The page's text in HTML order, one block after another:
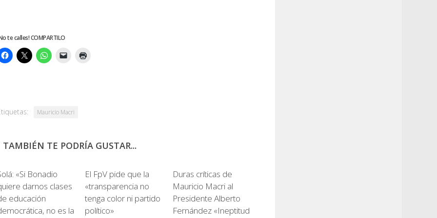
te calles! COMPARTILO
Mauricio Macri
TAMBIÉN TE PODRÍA GUSTAR...
«Si Bonadio
darnos clases
educación
no es la
El FpV pide que la
«transparencia no
tenga color ni partido
político»
Duras críticas de
Mauricio Macri al
Presidente Alberto
Fernández «Ineptitud